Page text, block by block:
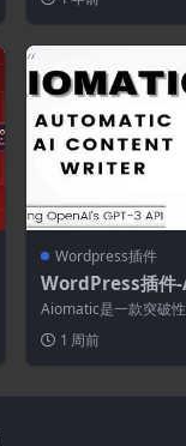
的网站...
Wordpress插件
WordPress插件
imogen Pro)
智能内容编写器
3和GPT-
Aiomatic是一款突破
帖子...1 周前